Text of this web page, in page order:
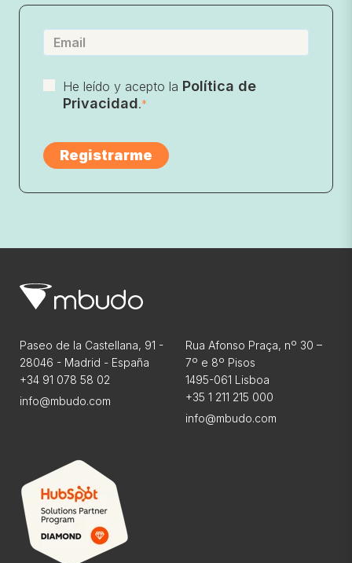
He leído y acepto la Política de
Privacidad.*
Paseo de la Castellana, 91 -
28046 - Madrid - España
+34 91 078 58 02
info@mbudo.com
Rua Afonso Praça, nº 30 –
7º e 8º Pisos
1495-061 Lisboa
+35 1 211 215 000
info@mbudo.com